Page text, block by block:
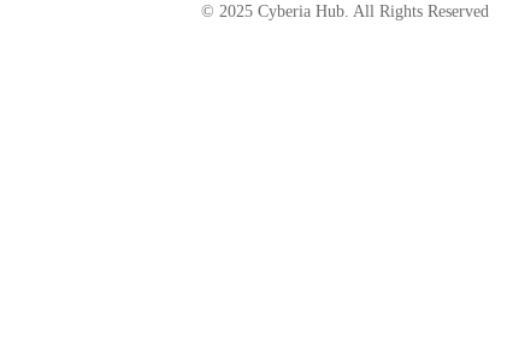
© 2025 Cyberia Hub. All Rights Reserved